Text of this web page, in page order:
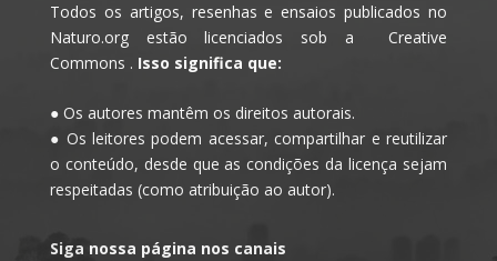
Todos os artigos, resenhas e ensaios publicados no
Naturo.org estão licenciados sob a Creative
Commons . Isso significa que:
● Os autores mantêm os direitos autorais.
● Os leitores podem acessar, compartilhar e reutilizar
o conteúdo, desde que as condições da licença sejam
respeitadas (como atribuição ao autor).
Siga nossa página nos canais